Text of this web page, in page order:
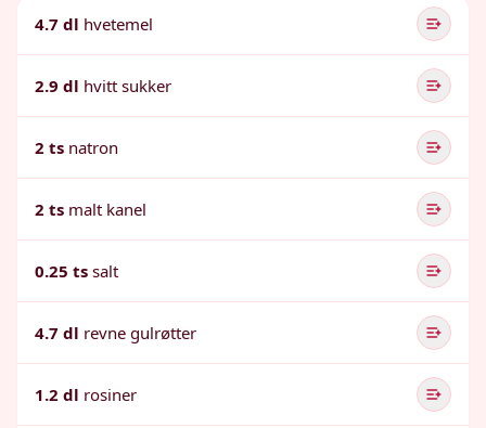
4.7 dl hvetemel
2.9 dl hvitt sukker
2 ts natron
2 ts malt kanel
0.25 ts salt
4.7 dl revne gulrøtter
1.2 dl rosiner